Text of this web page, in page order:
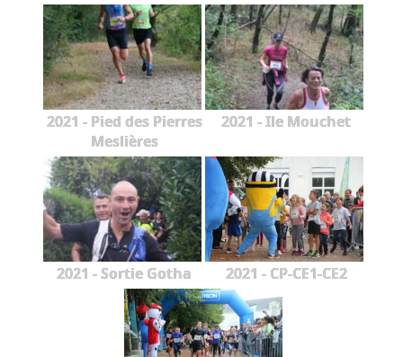
2021 - Pied des Pierres
Meslières
2021 - Ile Mouchet
2021 - Sortie Gotha 2021 - CP-CE1-CE2